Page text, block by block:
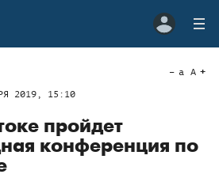
2019, 15:10
a A
пройдет
конференция по